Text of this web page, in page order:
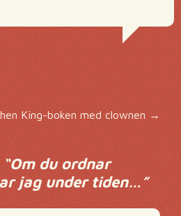
King-boken med clownen→
Om du ordnar
jag under tiden…”